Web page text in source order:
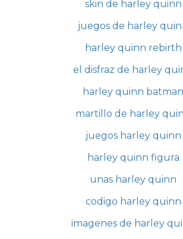
skin de harley quinn
juegos de harley
harley quinn rebirth
el disfraz de harley
harley quinn batman
martillo de harley
juegos harley quinn
harley quinn figura
unas harley quinn
codigo harley quinn
imagenes de harley